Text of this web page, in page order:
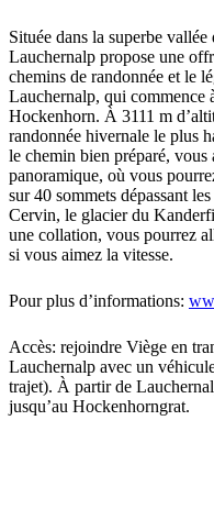
Située dans la superbe
Lauchernalp propose une
chemins de randonnée et le
Lauchernalp, qui commence
Hockenhorn. À 3111 m
randonnée hivernale le plus
le chemin bien préparé,
panoramique, où vous
sur 40 sommets dépassant
Cervin, le glacier du
une collation, vous pourrez
si vous aimez la vitesse.
Pour plus d’informations:
Accès: rejoindre Viège en
Lauchernalp avec un
trajet). À partir de
jusqu’au Hockenhorngrat.